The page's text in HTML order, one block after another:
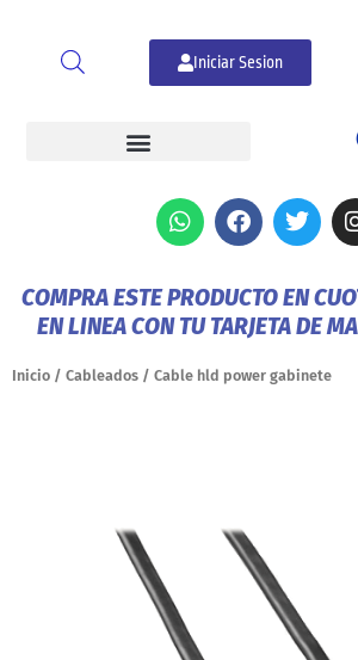
contenido
Iniciar Sesion
W
h
s
a
p
F
a
b
o
k
T
w
t
e
I
COMPRA ESTE PRODUCTO EN
EN LINEA CON TU TARJETA DE
Inicio / Cableados / Cable hld power gabinete